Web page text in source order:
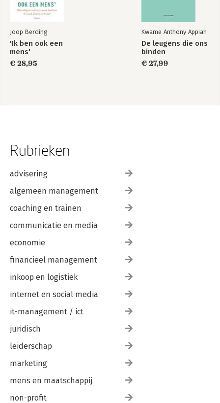
Joop Berding
'Ik ben ook een
mens'
€ 28,95
Kwame Anthony Appiah
De leugens die ons
binden
€ 27,99
Rubrieken
advisering
algemeen management
coaching en trainen
communicatie en media
economie
financieel management
inkoop en logistiek
internet en social media
it-management / ict
juridisch
leiderschap
marketing
mens en maatschappij
non-profit